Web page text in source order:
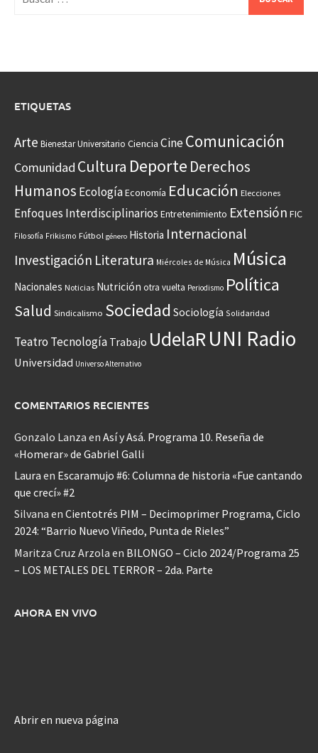
ETIQUETAS
Arte Bienestar Universitario Ciencia CineComunicación
Comunidad Cultura Deporte Derechos
Humanos EcologíaEconomía Educación Elecciones
Enfoques Interdisciplinarios Entretenimiento Extensión FIC
Filosofía Frikismo Fútbol género Historia Internacional
Investigación Literatura Miércoles de Música Música
Nacionales Noticias Nutrición otra vuelta Periodismo Política
Salud Sindicalismo Sociedad Sociología Solidaridad
Teatro Tecnología Trabajo UdelaR UNI Radio
Universidad Universo Alternativo
COMENTARIOS RECIENTES
Gonzalo Lanza en Así y Asá. Programa 10. Reseña de
«Homerar» de Gabriel Galli
Laura en Escaramujo #6: Columna de historia «Fue cantando
que crecí» #2
Silvana en Cientotrés PIM – Decimoprimer Programa, Ciclo
2024: “Barrio Nuevo Viñedo, Punta de Rieles”
Maritza Cruz Arzola en BILONGO – Ciclo 2024/Programa 25
– LOS METALES DEL TERROR – 2da. Parte
AHORA EN VIVO
Abrir en nueva página